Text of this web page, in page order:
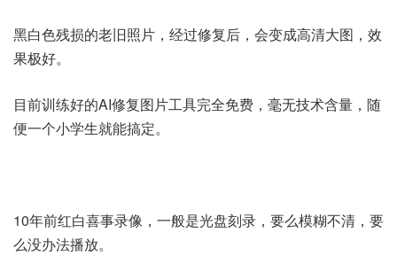
黑白色残损的老旧照片，经过修复后，会变成高清大图，效
果极好。
目前训练好的AI修复图片工具完全免费，毫无技术含量，随
便一个小学生就能搞定。
10年前红白喜事录像，一般是光盘刻录，要么模糊不清，要
么没办法播放。